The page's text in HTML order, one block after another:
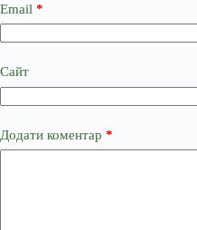
Email *
Сайт
Додати коментар *